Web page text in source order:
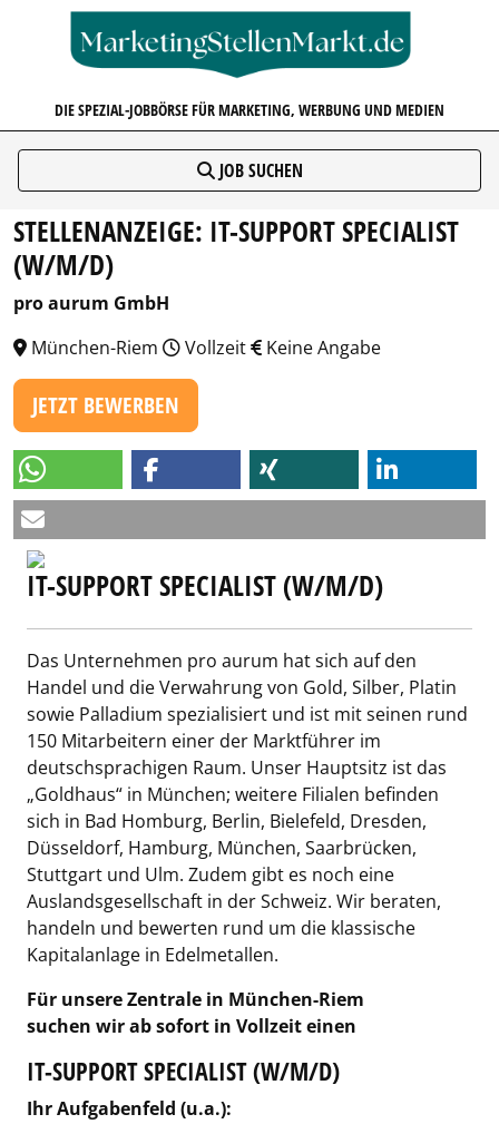
DIE SPEZIAL-JOBBÖRSE FÜR MARKETING, WERBUNG UND MEDIEN
JOB SUCHEN
STELLENANZEIGE: IT-SUPPORT SPECIALIST
(W/M/D)
pro aurum GmbH
München-Riem
Vollzeit Keine Angabe
JETZT BEWERBEN
IT-SUPPORT SPECIALIST (W/M/D)
Das Unternehmen pro aurum hat sich auf den
Handel und die Verwahrung von Gold, Silber, Platin
sowie Palladium spezialisiert und ist mit seinen rund
150 Mitarbeitern einer der Marktführer im
deutschsprachigen Raum. Unser Hauptsitz ist das
„Goldhaus“ in München; weitere Filialen befinden
sich in Bad Homburg, Berlin, Bielefeld, Dresden,
Düsseldorf, Hamburg, München, Saarbrücken,
Stuttgart und Ulm. Zudem gibt es noch eine
Auslandsgesellschaft in der Schweiz. Wir beraten,
handeln und bewerten rund um die klassische
Kapitalanlage in Edelmetallen.
Für unsere Zentrale in München-Riem
suchen wir ab sofort in Vollzeit einen
IT-SUPPORTSPECIALIST(W/M/D)
Ihr Aufgabenfeld (u.a.):